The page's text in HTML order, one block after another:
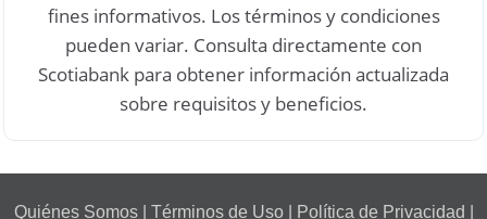
fines informativos. Los términos y condiciones
pueden variar. Consulta directamente con
Scotiabank para obtener información actualizada
sobre requisitos y beneficios.
Quiénes Somos| Términos de Uso| Política de Privacidad